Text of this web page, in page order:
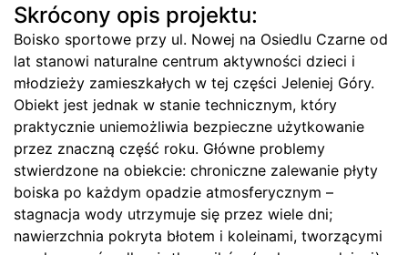
Skrócony opis projektu:
Boisko sportowe przy ul. Nowej na Osiedlu Czarne od
lat stanowi naturalne centrum aktywności dzieci i
młodzieży zamieszkałych w tej części Jeleniej Góry.
Obiekt jest jednak w stanie technicznym, który
praktycznie uniemożliwia bezpieczne użytkowanie
przez znaczną część roku. Główne problemy
stwierdzone na obiekcie: chroniczne zalewanie płyty
boiska po każdym opadzie atmosferycznym –
stagnacja wody utrzymuje się przez wiele dni;
nawierzchnia pokryta błotem i koleinami, tworzącymi